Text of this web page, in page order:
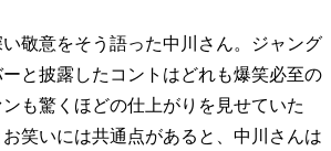
一流のルーティン
20代の現在地
10代・20代の土台
敬意をそう語った中川さん。ジャング
と披露したコントはどれも爆笑必至の
も驚くほどの仕上がりを見せていた
笑いには共通点があると、中川さんは